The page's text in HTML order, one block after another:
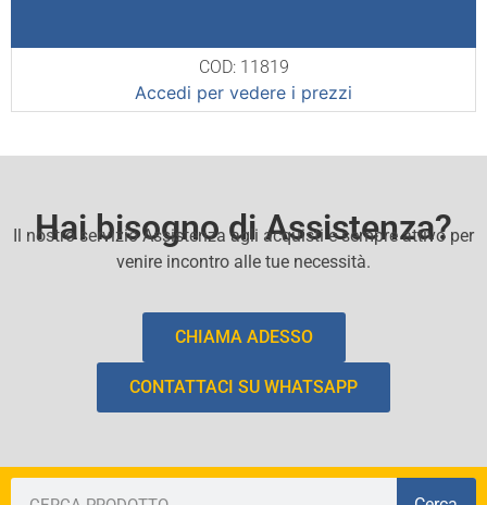
COD: 11819
Accedi per vedere i prezzi
Hai bisogno di Assistenza?
Il nostro servizio Assistenza agli acquisti e sempre attivo per
venire incontro alle tue necessità.
CHIAMA ADESSO
CONTATTACI SU WHATSAPP